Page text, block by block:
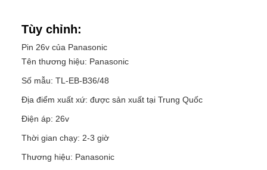
Tùy chỉnh:
Pin 26v của Panasonic
Tên thương hiệu: Panasonic
Số mẫu: TL-EB-B36/48
Địa điểm xuất xứ: được sản xuất tại Trung Quốc
Điện áp: 26v
Thời gian chạy: 2-3 giờ
Thương hiệu: Panasonic